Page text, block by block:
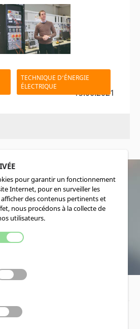
TECHNIQUE D‘ÉNERGIE
ÉLECTRIQUE
- 15.06.2021
pour garantir un fonctionnement
Internet, pour en surveiller les
des contenus pertinents et
nous procédons à la collecte de
utilisateurs.